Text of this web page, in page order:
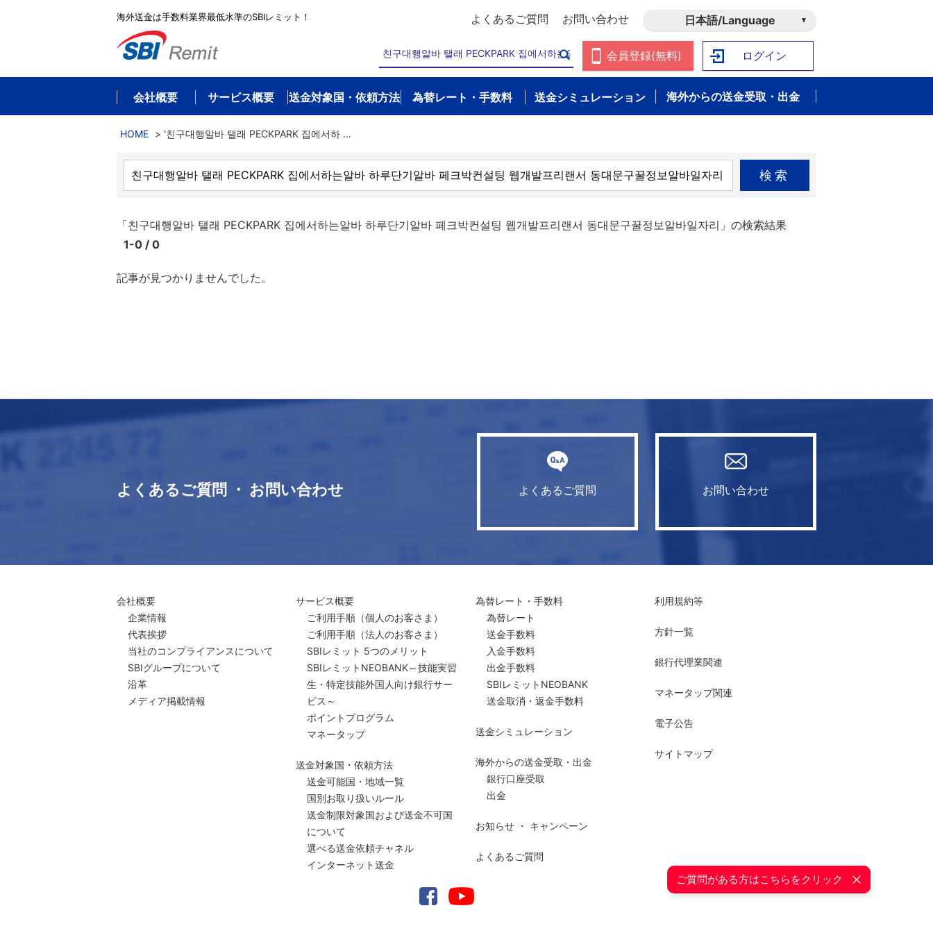
海外送金は手数料業界最低水準のSBIレミット！ よくあるご質問 お問い合わせ 日本語/Language
会員登録(無料) ログイン
会社概要 サービス概要 送金対象国・依頼方法 為替レート・手数料 送金シミュレーション 海外からの送金受取・出金
HOME > '친구대행알바 탤래 PECKPARK 집에서하 …
検索
「친구대행알바 탤래 PECKPARK 집에서하는알바 하루단기알바 페크박컨설팅 웹개발프리랜서 동대문구꿀정보알바일자리」の検索結果
1-0 / 0
記事が見つかりませんでした。
よくあるご質問 ・ お問い合わせ よくあるご質問 お問い合わせ
会社概要
企業情報
代表挨拶
当社のコンプライアンスについて
SBIグループについて
沿革
メディア掲載情報
サービス概要
ご利用手順 （個人のお客さま）
ご利用手順 （法人のお客さま）
SBIレミット 5つのメリット
SBIレミットNEOBANK～技能実習
生・特定技能外国人向け銀行サー
ビス～
ポイントプログラム
マネータップ
送金対象国・依頼方法
送金可能国・地域一覧
国別お取り扱いルール
送金制限対象国および送金不可国
について
選べる送金依頼チャネル
インターネット送金
為替レート・手数料
為替レート
送金手数料
入金手数料
出金手数料
SBIレミットNEOBANK
送金取消・返金手数料
送金シミュレーション
海外からの送金受取・出金
銀行口座受取
出金
お知らせ ・ キャンペーン
よくあるご質問
利用規約等
方針一覧
銀行代理業関連
マネータップ関連
電子公告
サイトマップ
ご質問がある方はこちらをクリック